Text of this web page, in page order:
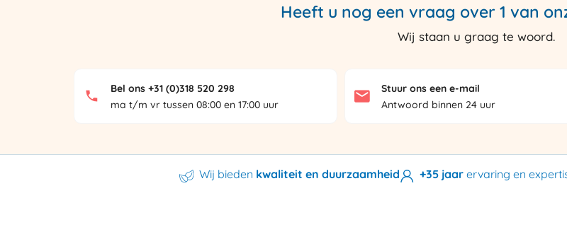
Heeft u nog een vraag over 1 van
Wij staan u graag te woord.
Bel ons +31 (0)318 520 298
ma t/m vr tussen 08:00 en 17:00 uur
Stuur ons een e-mail
Antwoord binnen 24 uur
Wij bieden kwaliteit en duurzaamheid +35 jaar ervaring en